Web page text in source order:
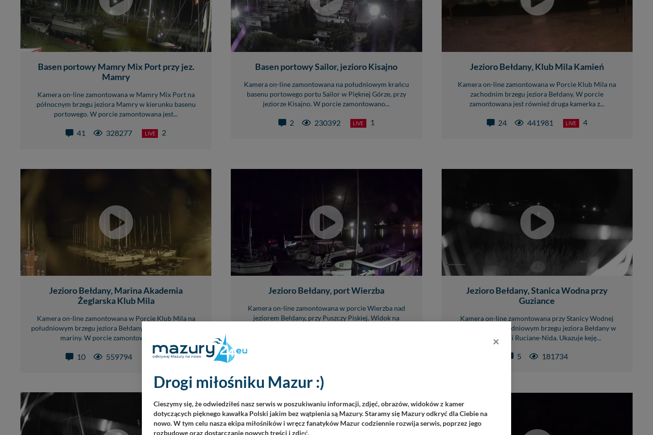
Basen portowy Mamry Mix Port przy jez.
Mamry
Kamera on-line zamontowana w Mamry Mix Port na
północnym brzegu jeziora Mamry w kierunku basenu
portowego. W porcie zamontowana jest...
41 328277 LIVE 2
Basen portowy Sailor, jezioro Kisajno
Kamera on-line zamontowana na południowym krańcu
basenu portowego portu Sailor w Pięknej Górze, przy
jeziorze Kisajno. W porcie zamontowano...
2 230392 LIVE 1
Jezioro Bełdany, Klub Mila Kamień
Kamera on-line zamontowana w Porcie Klub Mila na
zachodnim brzegu jeziora Bełdany. W porcie
zamontowana jest również druga kamerka z...
24 441981 LIVE 4
Jezioro Bełdany, Marina Akademia
Żeglarska Klub Mila
Kamera on-line zamontowana w Porcie Klub Mila na
południowym brzegu jeziora Bełdany z widokiem na keje
mariny. W porcie zamontowana jest...
10 559794 LIVE 1
Jezioro Bełdany, port Wierzba
Kamera on-line zamontowana w porcie Wierzba nad
jeziorem Bełdany, przy Puszczy Piskiej. Widok na
Jezioro Bełdany, Stanica Wodna przy
Guziance
Kamera on-line zamontowana przy Stanicy Wodnej
Guzianka, na południowym brzegu jeziora Bełdany w
miejscowości Ruciane-Nida. Ukazuje keję...
5 181734
×
Drogi miłośniku Mazur :)
Cieszymy się, że odwiedziłeś nasz serwis w poszukiwaniu informacji, zdjęć, obrazów, widoków z kamer
dotyczących pięknego kawałka Polski jakim bez wątpienia są Mazury. Staramy się Mazury odkryć dla Ciebie na
nowo. W tym celu nasza ekipa miłośników i wręcz fanatyków Mazur codziennie rozwija serwis, poprzez jego
rozbudowę oraz dostarczanie nowych treści i zdjęć.